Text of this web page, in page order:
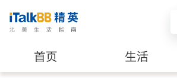
首页 生活